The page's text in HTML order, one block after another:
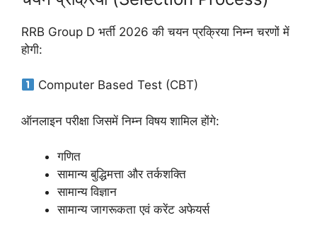
RRB Group D भर्ती 2026 की चयन प्रक्रिया निम्न चरणों में
होगी:
Computer Based Test (CBT)
ऑनलाइन परीक्षा जिसमें निम्न विषय शामिल होंगे:
गणित
सामान्य बुद्धिमत्ता और तर्कशक्ति
सामान्य विज्ञान
सामान्य जागरूकता एवं करेंट अफेयर्स